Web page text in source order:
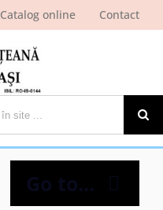
Catalog online Contact
Go to...